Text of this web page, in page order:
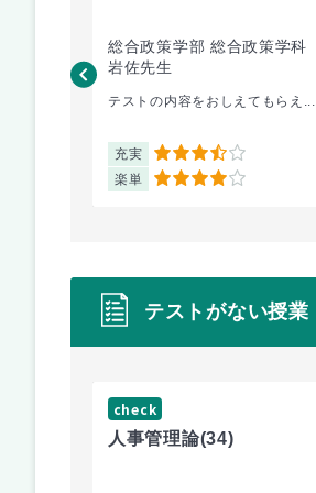
総合政策学部 総合政策学科
岩佐先生
テストの内容をおしえてもらえ...
充実 3.5
楽単 4
テストがない授業
check
人事管理論(34)